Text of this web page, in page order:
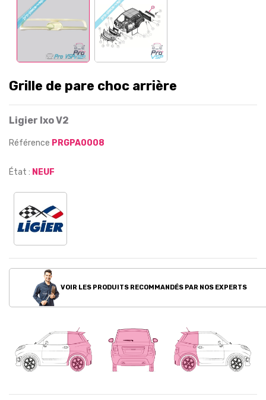
Grille de pare choc arrière
Ligier Ixo V2
Référence PRGPA0008
État : NEUF
VOIR LES PRODUITS RECOMMANDÉS PAR NOS EXPERTS